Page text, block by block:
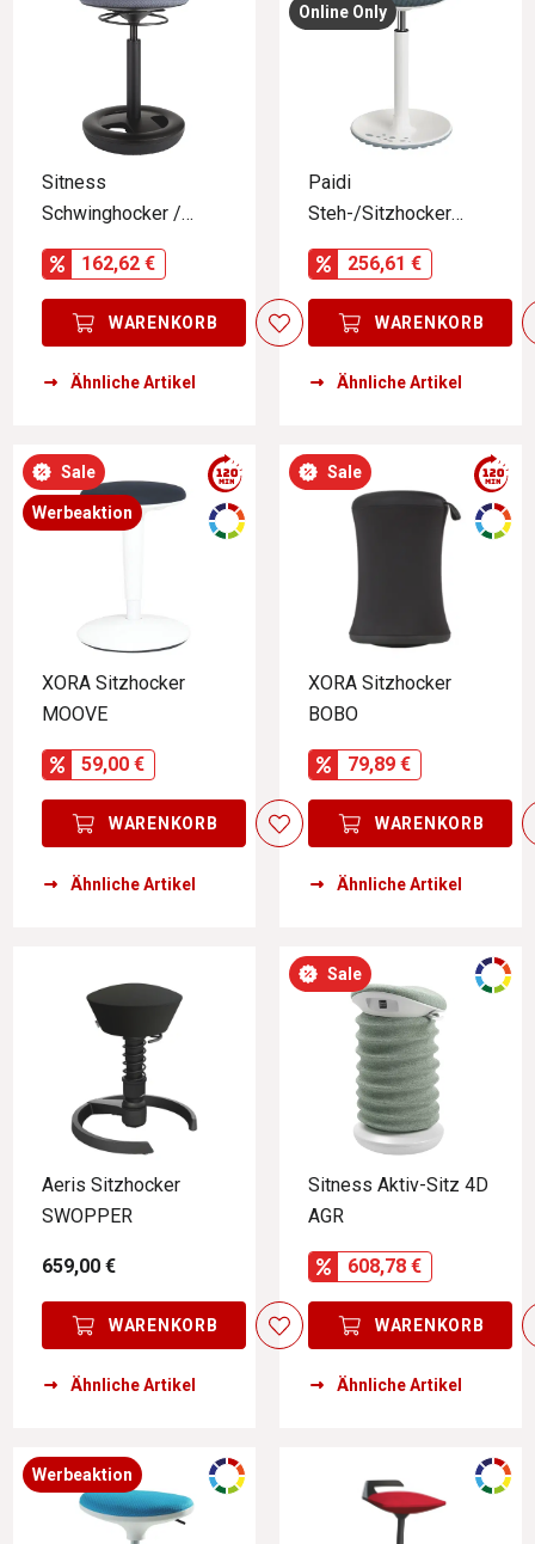
Sitness
Schwinghocker /
Stehhilfe CREATIV
162,62 €
WARENKORB
Ähnliche Artikel
Online Only
Paidi
Steh-/Sitzhocker
SWIFTY
256,61 €
WARENKORB
Ähnliche Artikel
Sale
Werbeaktion
XORA Sitzhocker
MOOVE
59,00 €
WARENKORB
Ähnliche Artikel
Sale
XORA Sitzhocker
BOBO
79,89 €
WARENKORB
Ähnliche Artikel
Aeris Sitzhocker
SWOPPER
659,00 €
WARENKORB
Ähnliche Artikel
Sale
Sitness Aktiv-Sitz 4D
AGR
608,78 €
WARENKORB
Ähnliche Artikel
Werbeaktion